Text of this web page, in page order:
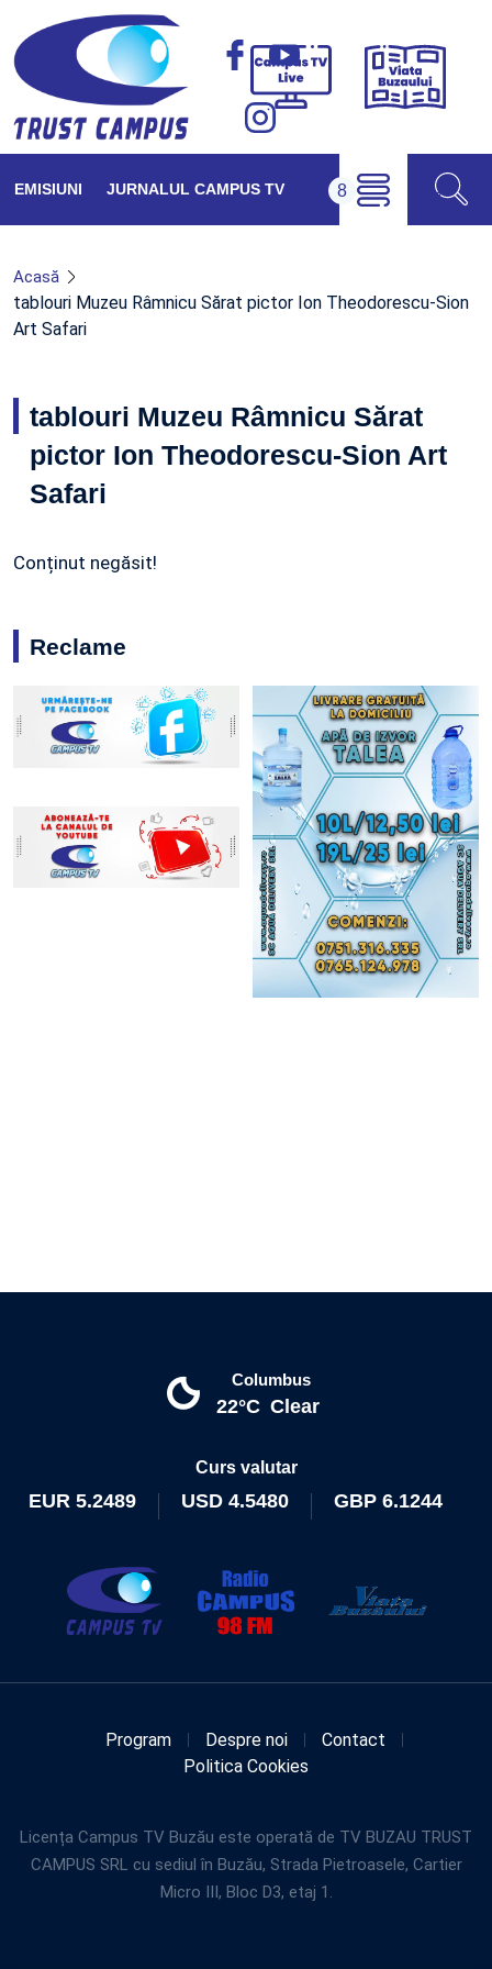
Campus
Viața
EMISIUNI JURNALUL CAMPUS TV
Acasă
tablouri Muzeu Râmnicu Sărat pictor Ion Theodorescu-Sion
Art Safari
tablouri Muzeu Râmnicu Sărat
pictor Ion Theodorescu-Sion Art
Safari
Conținut negăsit!
Reclame
Columbus
22°C Clear
Curs valutar
EUR 5.2489 USD 4.5480 GBP 6.1244
Program Despre noi
Contact
Politica Cookies
Licența Campus TV Buzău este operată de TV BUZAU TRUST
CAMPUS SRL cu sediul în Buzău, Strada Pietroasele, Cartier
Micro III, Bloc D3, etaj 1.